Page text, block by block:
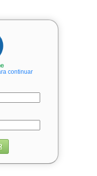
continuar